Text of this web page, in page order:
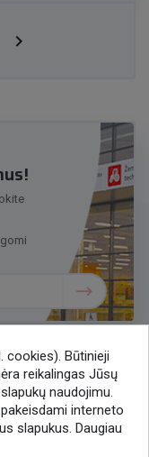

cookies). Būtinieji
reikalingas Jūsų
naudojimu.
interneto
slapukus. Daugiau